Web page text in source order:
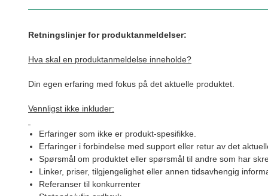
Retningslinjer for produktanmeldelser:
Hva skal en produktanmeldelse inneholde?
Din egen erfaring med fokus på det aktuelle produktet.
Vennligst ikke inkluder:
Erfaringer som ikke er produkt-spesifikke.
Erfaringer i forbindelse med support eller retur av det
Spørsmål om produktet eller spørsmål til andre som har
Linker, priser, tilgjengelighet eller annen tidsavhengig
Referanser til konkurrenter